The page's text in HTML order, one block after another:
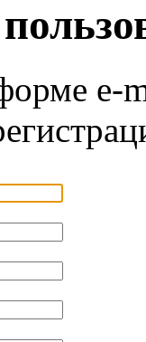
e-